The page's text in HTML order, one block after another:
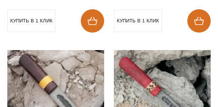
КУПИТЬ В 1 КЛИК КУПИТЬ В 1 КЛИК